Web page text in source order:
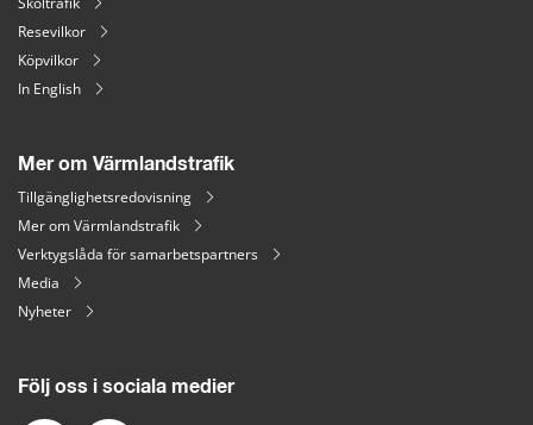
Resevilkor
Köpvilkor
In English
Mer om Värmlandstrafik
Tillgänglighetsredovisning
Mer om Värmlandstrafik
Verktygslåda för samarbetspartners
Media
Nyheter
Följ oss i sociala medier